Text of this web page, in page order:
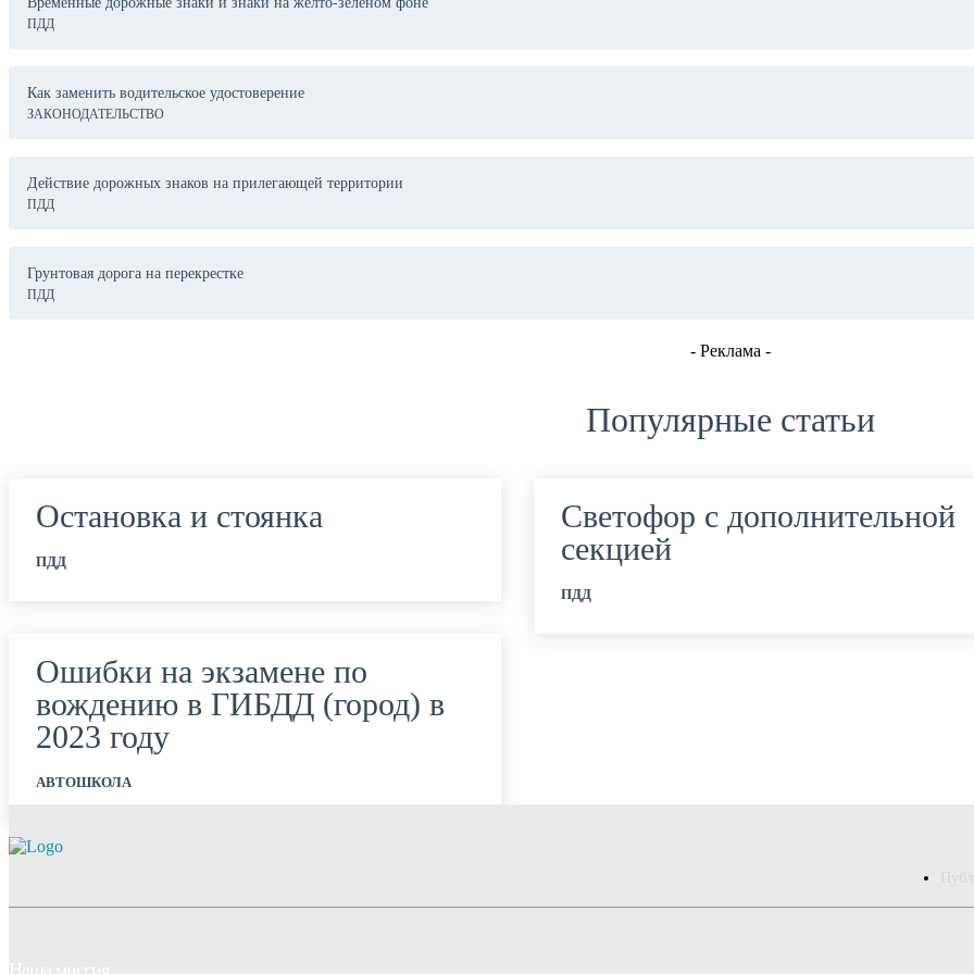
ПДД
Как заменить водительское удостоверение
ЗАКОНОДАТЕЛЬСТВО
Действие дорожных знаков на прилегающей территории
ПДД
Грунтовая дорога на перекрестке
ПДД
- Реклама -
Популярные статьи
Остановка и стоянка
ПДД
Светофор с дополнительной
секцией
ПДД
Ошибки на экзамене по
вождению в ГИБДД (город) в
2023 году
АВТОШКОЛА